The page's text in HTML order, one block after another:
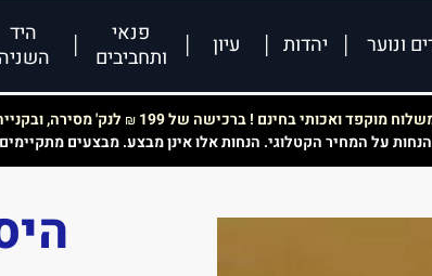
ונוער יהדות עיון
פנאי
ותחביבים
היד
השניה
מוקפד ואכותי בחינם ! ברכישה של 199 ₪ לנק' מסירה, ובקנייה
על המחיר הקטלוגי. הנחות אלו אינן מבצע. מבצעים